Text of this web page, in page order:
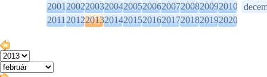
2001200220032004200520062007200820092010
2011201220132014201520162017201820192020